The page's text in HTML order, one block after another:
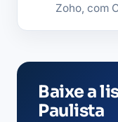
Zoho, com
Baixe a
Paulista